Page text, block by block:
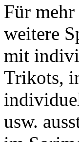
Für
weitere
mit
Trikots,
usw.